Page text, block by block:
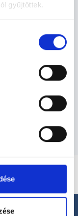
gyűjtöttek.
foglaljorvost-